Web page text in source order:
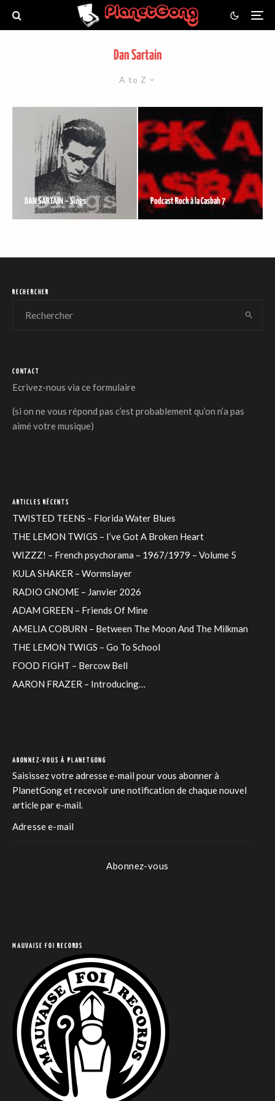
Dan Sartain
A to Z
DAN SARTAIN – Sings Podcast Rock à la Casbah 7
RECHERCHER
CONTACT
Ecrivez-nous via ce formulaire
(si on ne vous répond pas c’est probablement qu’on n’a pas
aimé votre musique)
ARTICLES RÉCENTS
TWISTED TEENS – Florida Water Blues
THE LEMON TWIGS – I’ve Got A Broken Heart
WIZZZ! – French psychorama – 1967/1979 – Volume 5
KULA SHAKER – Wormslayer
RADIO GNOME – Janvier 2026
ADAM GREEN – Friends Of Mine
AMELIA COBURN – Between The Moon And The Milkman
THE LEMON TWIGS – Go To School
FOOD FIGHT – Bercow Bell
AARON FRAZER – Introducing…
ABONNEZ-VOUS À PLANETGONG
Saisissez votre adresse e-mail pour vous abonner à
PlanetGong et recevoir une notification de chaque nouvel
article par e-mail.
Abonnez-vous
MAUVAISE FOI RECORDS